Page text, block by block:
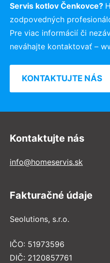
Servis kotlov Čenkovce?
zodpovedných
Pre viac informácií či
neváhajte kontaktovať –
KONTAKTUJTE NÁS
Kontaktujte nás
info@homeservis.sk
Fakturačné údaje
Seolutions, s.r.o.
IČO: 51973596
DIČ: 2120857761